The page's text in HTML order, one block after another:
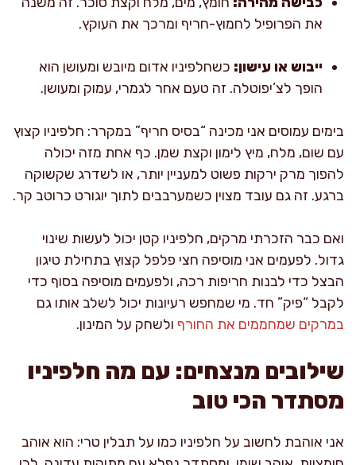
את הפרופיל לחמוץ-חריף ומרכך את העוקץ.
ייבוש או עישון: כשחלפיניו אדום מיובש ומעושן הוא
הופך לצ’יפוטלה. זה טעם אחר לגמרי, עמוק ומעושן.
בימים עמוסים אני מכינה “בסיס חריף” במקרר: חלפיניו קצוץ
עם שום, מלח, מיץ לימון וקצת שמן. כף אחת מזה יכולה
להפוך מרק ירקות פשוט למעניין יותר, או לשדרג שקשוקה
ברגע. זה גם עובד מצוין כשמערבבים לתוך יוגורט כרוטב קר.
ואם כבר הזכרתי מרקים, חלפיניו קטן יכול לעשות שינוי
גדול. לפעמים אני מוסיפה חצי פלפל קצוץ בתחילת טיגון
הבצל כדי לבנות חריפות רכה, ולפעמים מוסיפה בסוף כדי
לקבל “פיק” חד. מי שמחפש רעיונות יכול לשלב אותו גם
במרקים שמחממים את החורף ולשחק על המינון.
שילובים מנצחים: עם מה חלפיניו
מסתדר הכי טוב
אני אוהבת לחשוב על חלפיניו כמו על תבלין טרי: הוא אוהב